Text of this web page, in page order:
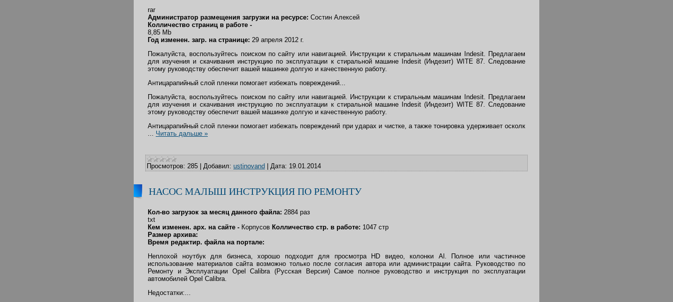
rar
Администратор размещения загрузки на ресурсе: Состин Алексей
Колличество страниц в работе -
8,85 Mb
Год изменен. загр. на странице: 29 апреля 2012 г.
Пожалуйста, воспользуйтесь поиском по сайту или навигацией. Инструкции к стиральным машинам Indesit. Предлагаем
для изучения и скачивания инструкцию по эксплуатации к стиральной машине Indesit (Индезит) WITE 87. Следование
этому руководству обеспечит вашей машинке долгую и качественную работу.
Антицарапийный слой пленки помогает избежать повреждений...
Пожалуйста, воспользуйтесь поиском по сайту или навигацией. Инструкции к стиральным машинам Indesit. Предлагаем
для изучения и скачивания инструкцию по эксплуатации к стиральной машине Indesit (Индезит) WITE 87. Следование
этому руководству обеспечит вашей машинке долгую и качественную работу.
Антицарапийный слой пленки помогает избежать повреждений при ударах и чистке, а также тонировка удерживает осколк
... Читать дальше »
Просмотров: 285 Добавил: ustinovand Дата: 19.01.2014
НАСОС МАЛЫШ ИНСТРУКЦИЯ ПО РЕМОНТУ
Кол-во загрузок за месяц данного файла: 2884 раз
txt
Кем изменен. арх. на сайте - Корпусов Колличество стр. в работе: 1047 стр
Размер архива:
Время редактир. файла на портале:
Неплохой ноутбук для бизнеса, хорошо подходит для просмотра HD видео, колонки Al. Полное или частичное
использование материалов сайта возможно только после согласия автора или администрации сайта. Руководство по
Ремонту и Эксплуатации Opel Calibra (Русская Версия) Самое полное руководство и инструкция по эксплуатации
автомобилей Opel Calibra.
Недостатки:...